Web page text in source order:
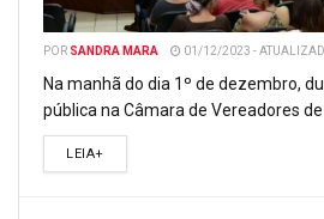
POR SANDRA MARA 01/12/2023 -
Na manhã do dia 1º de dezembro,
pública na Câmara de Vereadores de
LEIA+